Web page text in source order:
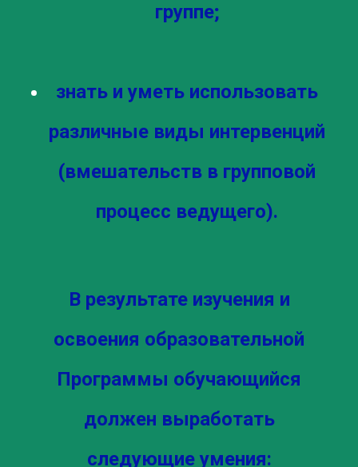
группе;
знать и уметь использовать
различные виды интервенций
(вмешательств в групповой
процесс ведущего).
В результате изучения и
освоения образовательной
Программы обучающийся
должен выработать
следующие умения: